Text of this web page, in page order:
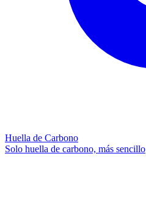
Huella de Carbono
Solo huella de carbono, más sencillo